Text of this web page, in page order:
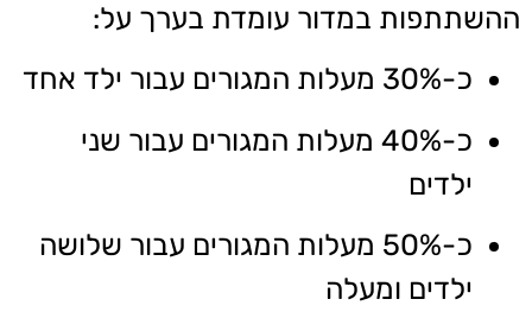
ההשתתפות במדור עומדת בערך על:
כ-30% מעלות המגורים עבור ילד אחד
כ-40% מעלות המגורים עבור שני
ילדים
כ-50% מעלות המגורים עבור שלושה
ילדים ומעלה